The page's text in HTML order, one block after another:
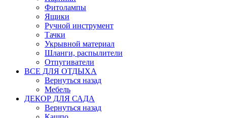
Фитолампы
Ящики
Ручной инструмент
Тачки
Укрывной материал
Шланги, распылители
Отпугиватели
ВСЕ ДЛЯ ОТДЫХА
Вернуться назад
Мебель
ДЕКОР ДЛЯ САДА
Вернуться назад